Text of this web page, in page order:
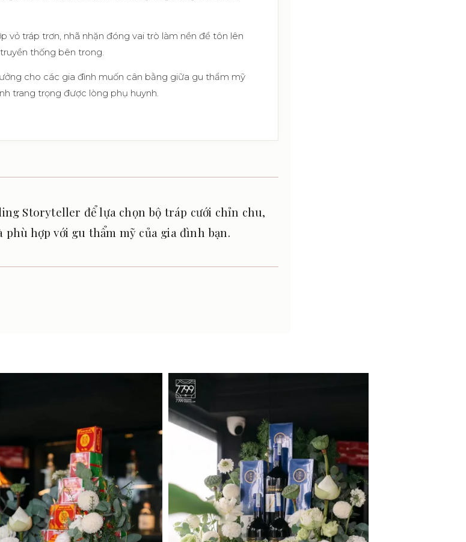
vỏ tráp trơn, nhã nhặn đóng vai trò làm nền để tôn lên
thống bên trong.
cho các gia đình muốn cân bằng giữa gu thẩm mỹ
trang trọng được lòng phụ huynh.
Storyteller để lựa chọn bộ tráp cưới chỉn chu,
phù hợp với gu thẩm mỹ của gia đình bạn.